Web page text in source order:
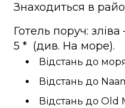
Знаходиться в
Готель поруч:
5 * (див. На море).
Відстань до
Відстань до
Відстань до